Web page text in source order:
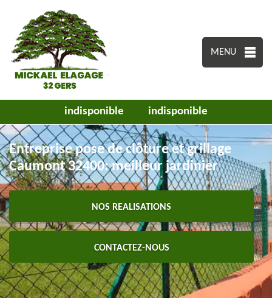
MENU
indisponible indisponible
Entreprise pose de clôture et grillage
Caumont 32400: meilleur jardinier
NOS REALISATIONS
CONTACTEZ-NOUS